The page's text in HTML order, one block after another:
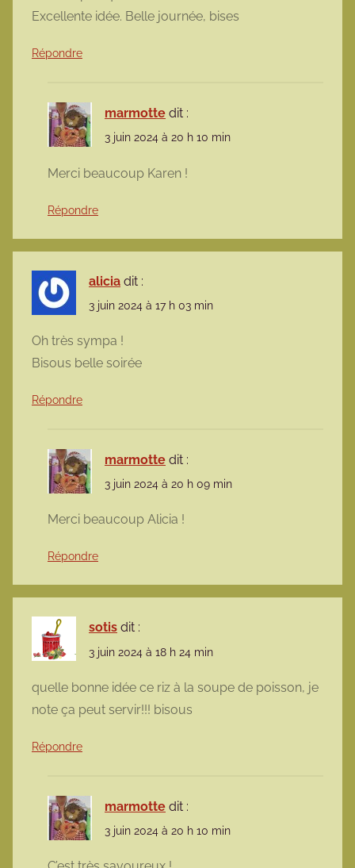
Excellente idée. Belle journée, bises
Répondre
marmotte dit :
3 juin 2024 à 20 h 10 min
Merci beaucoup Karen !
Répondre
alicia dit :
3 juin 2024 à 17 h 03 min
Oh très sympa !
Bisous belle soirée
Répondre
marmotte dit :
3 juin 2024 à 20 h 09 min
Merci beaucoup Alicia !
Répondre
sotis dit :
3 juin 2024 à 18 h 24 min
quelle bonne idée ce riz à la soupe de poisson, je
note ça peut servir!!! bisous
Répondre
marmotte dit :
3 juin 2024 à 20 h 10 min